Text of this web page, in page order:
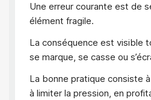
Une erreur courante est de
élément fragile.
La conséquence est visible
se marque, se casse ou
La bonne pratique consiste
à limiter la pression, en